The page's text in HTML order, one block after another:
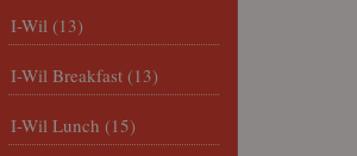
I-Wil (13)
I-Wil Breakfast (13)
I-Wil Lunch (15)